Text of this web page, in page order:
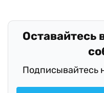
Оставайтесь
Подписывайтесь